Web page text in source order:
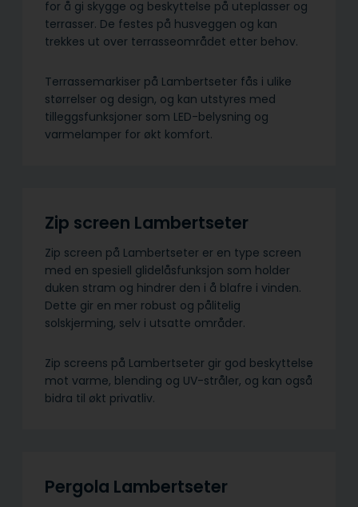
for å gi skygge og beskyttelse på uteplasser og
terrasser. De festes på husveggen og kan
trekkes ut over terrasseområdet etter behov.
Terrassemarkiser på Lambertseter fås i ulike
størrelser og design, og kan utstyres med
tilleggsfunksjoner som LED-belysning og
varmelamper for økt komfort.
Zip screen Lambertseter
Zip screen på Lambertseter er en type screen
med en spesiell glidelåsfunksjon som holder
duken stram og hindrer den i å blafre i vinden.
Dette gir en mer robust og pålitelig
solskjerming, selv i utsatte områder.
Zip screens på Lambertseter gir god beskyttelse
mot varme, blending og UV-stråler, og kan også
bidra til økt privatliv.
Pergola Lambertseter